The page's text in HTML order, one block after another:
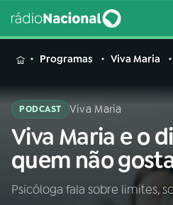
MENU
Buscar
na
Rádio
Nacional
Buscar
Programas Viva Maria
PODCAST Viva Maria
Viva Maria e o
quem não
Psicóloga fala sobre limites,